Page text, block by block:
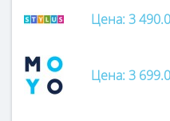
Цена: 3
Цена: 3